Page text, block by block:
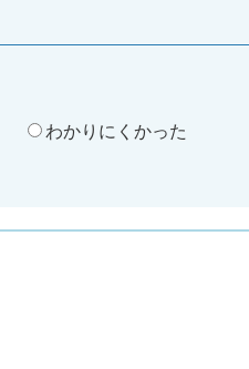
わかりにくかった